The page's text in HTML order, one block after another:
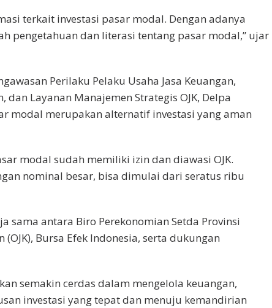
terkait investasi pasar modal. Dengan adanya
pengetahuan dan literasi tentang pasar modal,” ujar
Perilaku Pelaku Usaha Jasa Keuangan,
dan Layanan Manajemen Strategis OJK, Delpa
modal merupakan alternatif investasi yang aman
modal sudah memiliki izin dan diawasi OJK.
nominal besar, bisa dimulai dari seratus ribu
sama antara Biro Perekonomian Setda Provinsi
(OJK), Bursa Efek Indonesia, serta dukungan
semakin cerdas dalam mengelola keuangan,
investasi yang tepat dan menuju kemandirian